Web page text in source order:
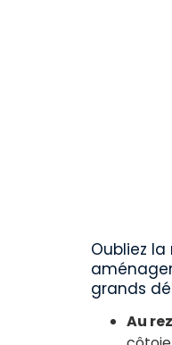
Oubliez
grands
Au